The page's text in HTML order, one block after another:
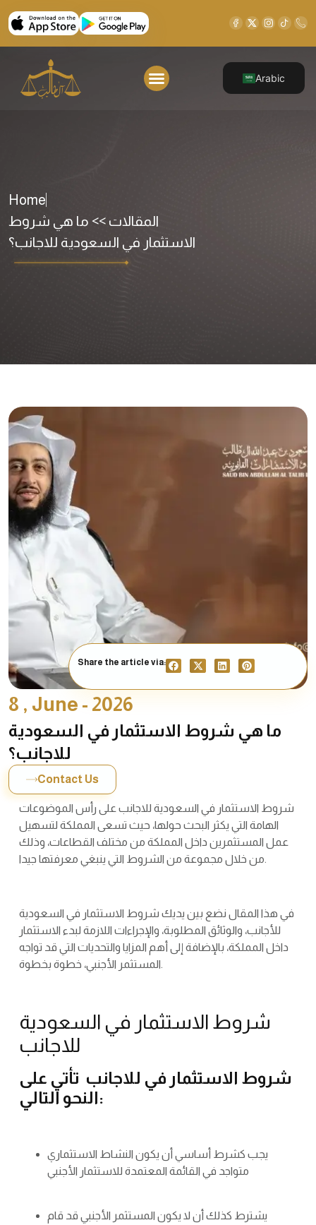
Arabic
Home
المقالات >> ما هي شروط
الاستثمار في السعودية للاجانب؟
Share the article via:
8 , June - 2026
ما هي شروط الاستثمار في السعودية
للاجانب؟
Contact Us
شروط الاستثمار في السعودية للاجانب على رأس الموضوعات
الهامة التي يكثر البحث حولها، حيث تسعى المملكة لتسهيل
عمل المستثمرين داخل المملكة من مختلف القطاعات، وذلك
من خلال مجموعة من الشروط التي ينبغي معرفتها جيدا.
في هذا المقال نضع بين يديك شروط الاستثمار في السعودية
للأجانب، والوثائق المطلوبة، والإجراءات اللازمة لبدء الاستثمار
داخل المملكة، بالإضافة إلى أهم المزايا والتحديات التي قد تواجه
المستثمر الأجنبي، خطوة بخطوة.
شروط الاستثمار في السعودية
للاجانب
شروط الاستثمار في للاجانب تأتي على
النحو التالي:
يجب كشرط أساسي أن يكون النشاط الاستثماري
متواجد في القائمة المعتمدة للاستثمار الأجنبي
يشترط كذلك أن لا يكون المستثمر الأجنبي قد قام